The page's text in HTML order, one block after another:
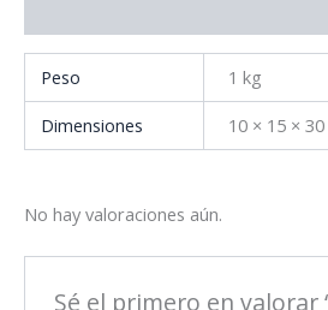
Peso
1 kg
Dimensiones
10 × 15 ×
No hay valoraciones aún.
Sé el primero en valorar